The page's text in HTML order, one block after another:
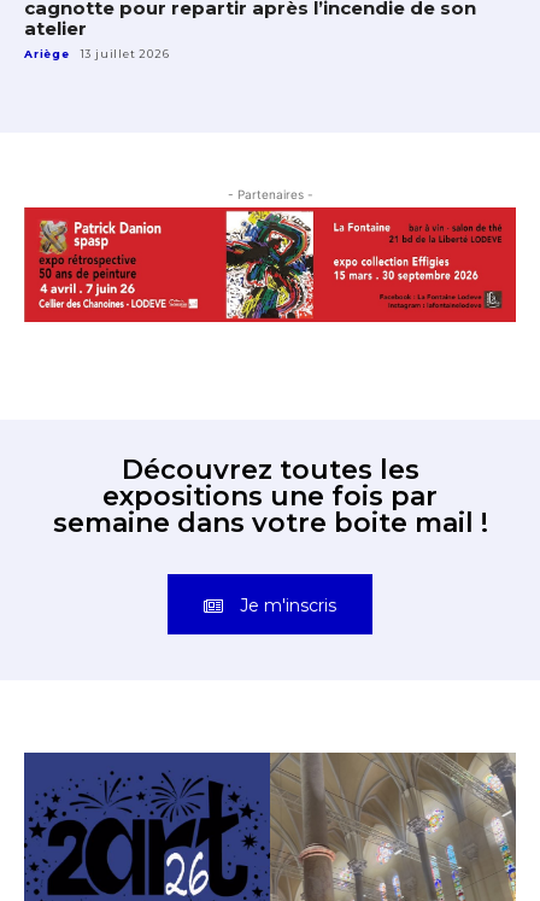
cagnotte pour repartir après l’incendie de son
atelier
Ariège 13 juillet 2026
- Partenaires -
Découvrez toutes les
expositions une fois par
semaine dans votre boite mail !
Je m'inscris